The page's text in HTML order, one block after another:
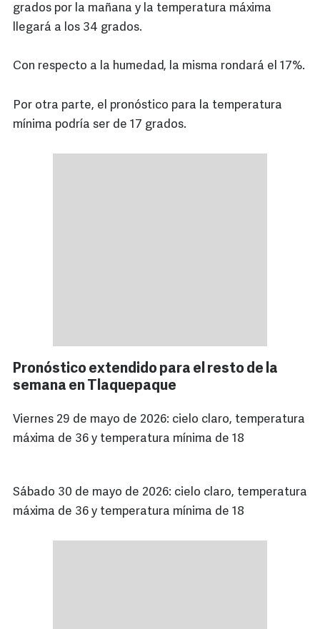
grados por la mañana y la temperatura máxima
llegará a los 34 grados.
Con respecto a la humedad, la misma rondará el 17%.
Por otra parte, el pronóstico para la temperatura
mínima podría ser de 17 grados.
Pronóstico extendido para el resto de la
semana en Tlaquepaque
Viernes 29 de mayo de 2026: cielo claro, temperatura
máxima de 36 y temperatura mínima de 18
Sábado 30 de mayo de 2026: cielo claro, temperatura
máxima de 36 y temperatura mínima de 18